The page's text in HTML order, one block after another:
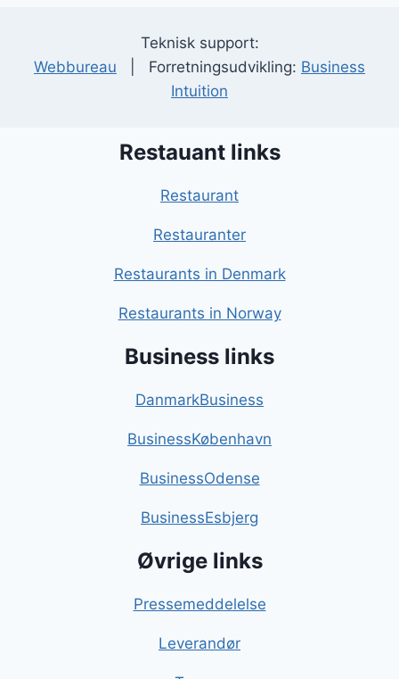
Teknisk support:
Webbureau | Forretningsudvikling: Business
Intuition
Restauant links
Restaurant
Restauranter
Restaurants in Denmark
Restaurants in Norway
Business links
DanmarkBusiness
BusinessKøbenhavn
BusinessOdense
BusinessEsbjerg
Øvrige links
Pressemeddelelse
Leverandør